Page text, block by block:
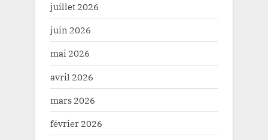
juillet 2026
juin 2026
mai 2026
avril 2026
mars 2026
février 2026